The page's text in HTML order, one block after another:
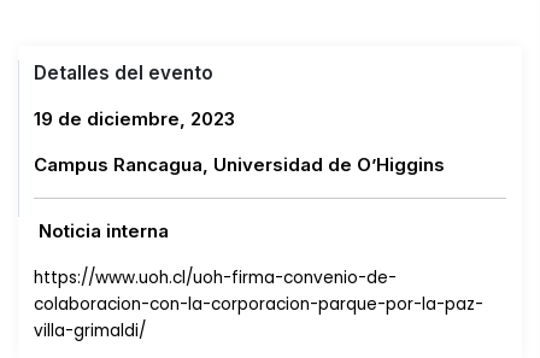
Detalles del evento
19 de diciembre, 2023
Campus Rancagua, Universidad de O’Higgins
Noticia interna
https://www.uoh.cl/uoh-firma-convenio-de-
colaboracion-con-la-corporacion-parque-por-la-paz-
villa-grimaldi/